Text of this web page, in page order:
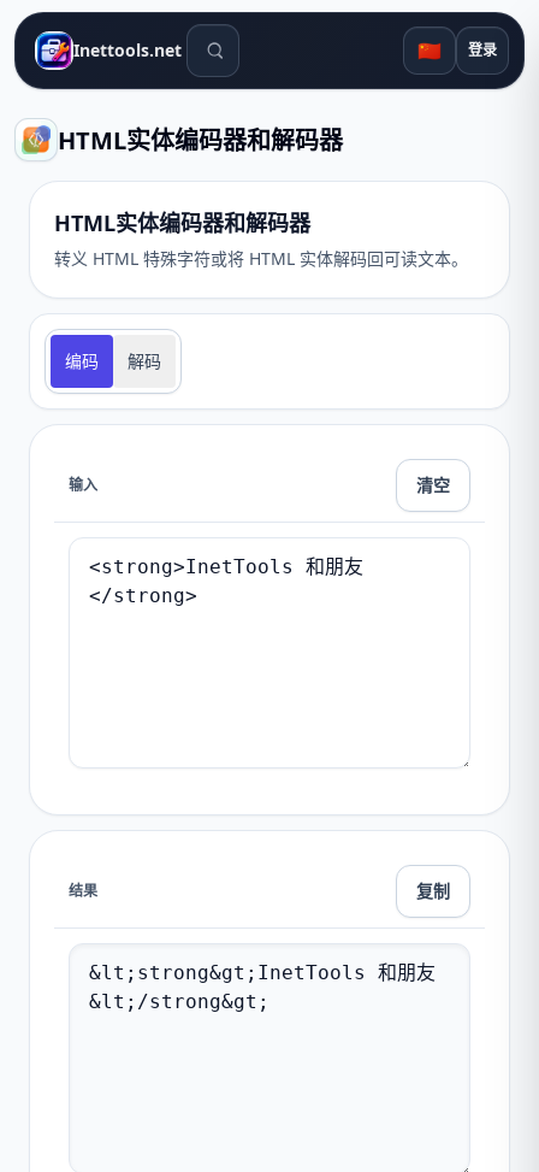
Inettools.net 搜索工具 🇨🇳 登录
HTML实体编码器和解码器
HTML实体编码器和解码器
转义 HTML 特殊字符或将 HTML 实体解码回可读文本。
编码 解码
输入 清空
结果 复制